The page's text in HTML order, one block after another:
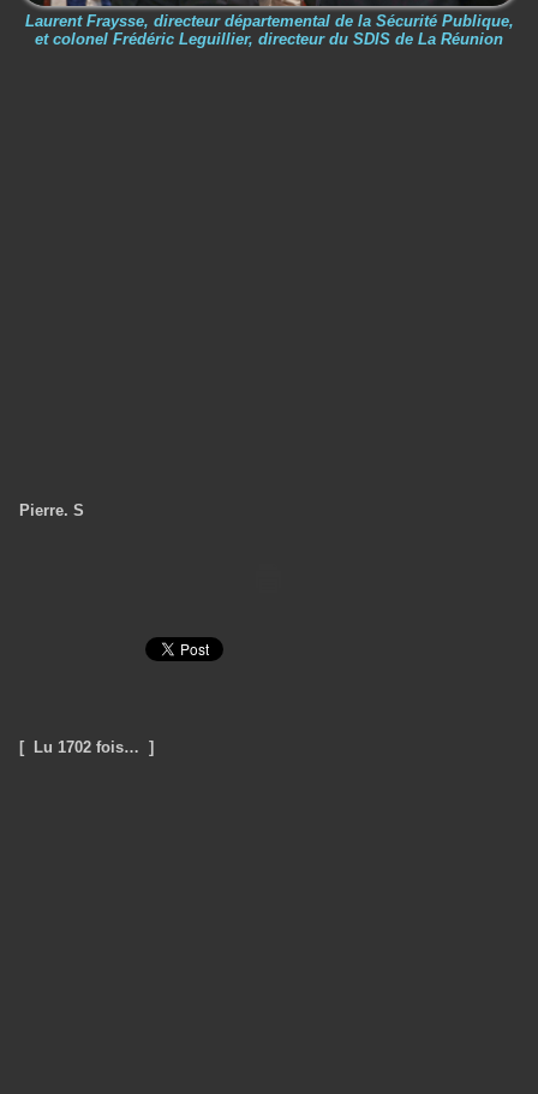
Laurent Fraysse, directeur départemental de la Sécurité Publique,
et colonel Frédéric Leguillier, directeur du SDIS de La Réunion
Pierre. S
[ Lu 1702 fois… ]